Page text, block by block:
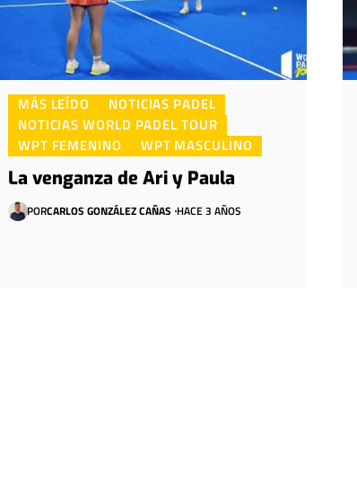
MÁS LEÍDO
NOTICIAS PADEL
NOTICIAS WORLD PADEL TOUR
WPT FEMENINO
WPT MASCULINO
La venganza de Ari y Paula
PORCARLOS GONZÁLEZ CAÑAS HACE 3 AÑOS